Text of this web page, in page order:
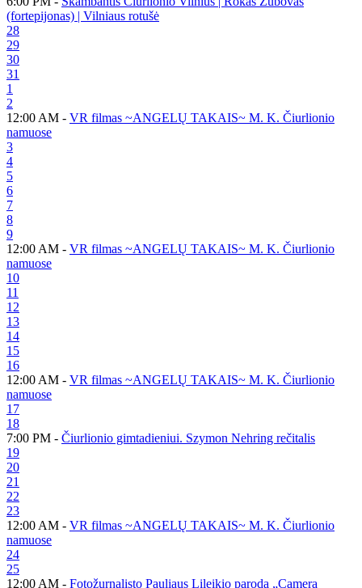
(fortepijonas) | Vilniaus rotušė
28
29
30
31
1
2
12:00 AM - VR filmas ~ANGELŲ TAKAIS~ M. K. Čiurlionio
namuose
3
4
5
6
7
8
9
12:00 AM - VR filmas ~ANGELŲ TAKAIS~ M. K. Čiurlionio
namuose
10
11
12
13
14
15
16
12:00 AM - VR filmas ~ANGELŲ TAKAIS~ M. K. Čiurlionio
namuose
17
18
7:00 PM - Čiurlionio gimtadieniui. Szymon Nehring rečitalis
19
20
21
22
23
12:00 AM - VR filmas ~ANGELŲ TAKAIS~ M. K. Čiurlionio
namuose
24
25
12:00 AM - Fotožurnalisto Pauliaus Lileikio paroda „Camera